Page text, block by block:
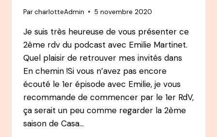
ParcharlotteAdmin 5 novembre 2020
Je suis très heureuse de vous présenter ce
2ème rdv du podcast avec Emilie Martinet.
Quel plaisir de retrouver mes invités dans
En chemin !Si vous n’avez pas encore
écouté le 1er épisode avec Emilie, je vous
recommande de commencer par le 1er RdV,
ça serait un peu comme regarder la 2ème
saison de Casa…